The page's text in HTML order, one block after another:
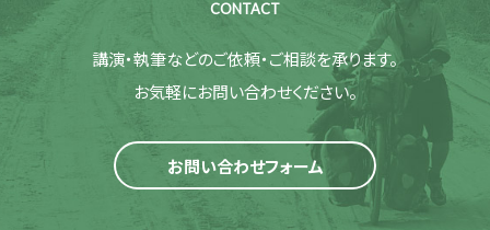
CONTACT
講演・執筆などのご依頼・ご相談を承ります。
お気軽にお問い合わせください。
お問い合わせフォーム